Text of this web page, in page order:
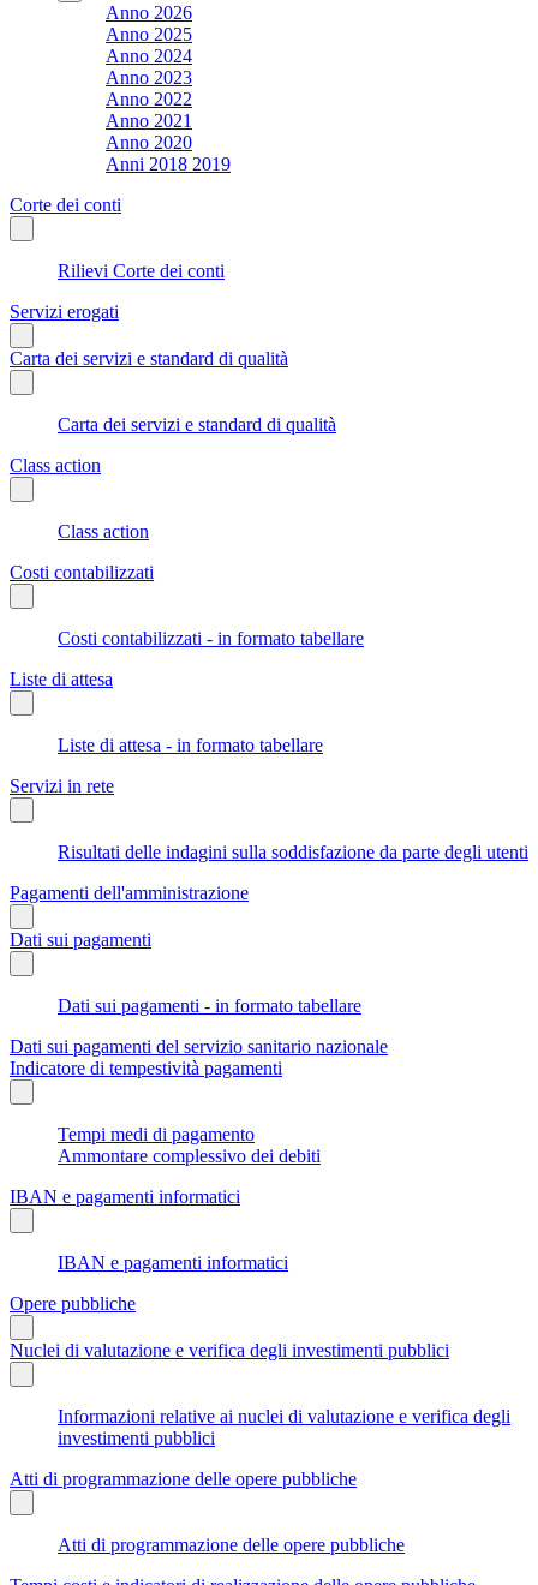
Anno 2026
Anno 2025
Anno 2024
Anno 2023
Anno 2022
Anno 2021
Anno 2020
Anni 2018 2019
Corte dei conti
Rilievi Corte dei conti
Servizi erogati
Carta dei servizi e standard di qualità
Carta dei servizi e standard di qualità
Class action
Class action
Costi contabilizzati
Costi contabilizzati - in formato tabellare
Liste di attesa
Liste di attesa - in formato tabellare
Servizi in rete
Risultati delle indagini sulla soddisfazione da parte degli utenti
Pagamenti dell'amministrazione
Dati sui pagamenti
Dati sui pagamenti - in formato tabellare
Dati sui pagamenti del servizio sanitario nazionale
Indicatore di tempestività pagamenti
Tempi medi di pagamento
Ammontare complessivo dei debiti
IBAN e pagamenti informatici
IBAN e pagamenti informatici
Opere pubbliche
Nuclei di valutazione e verifica degli investimenti pubblici
Informazioni relative ai nuclei di valutazione e verifica degli
investimenti pubblici
Atti di programmazione delle opere pubbliche
Atti di programmazione delle opere pubbliche